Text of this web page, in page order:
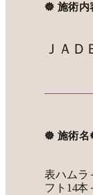
𖣔 施術内
ＪＡＤ
𖣔 施術
表ハムラ
フト14本